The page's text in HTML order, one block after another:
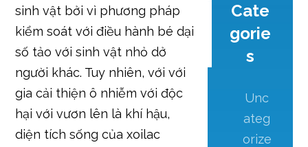
sinh vật bởi vì phương pháp
kiểm soát với điều hành bé dại
số tảo với sinh vật nhỏ dở
người khác. Tuy nhiên, với với
gia cải thiện ô nhiễm với độc
hại với vươn lên là khí hậu,
diện tích sống của xoilac
Cate
gorie
s
Unc
ateg
orize